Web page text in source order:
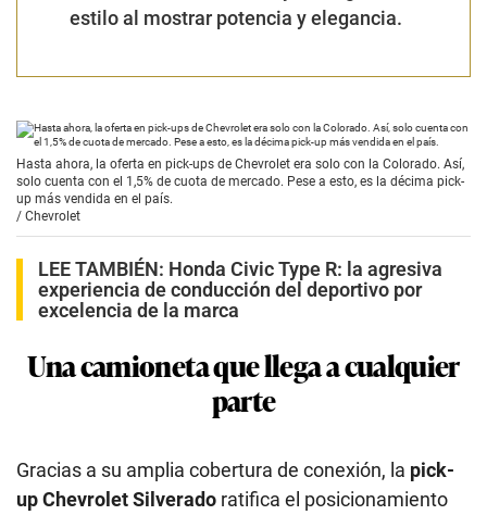
estilo al mostrar potencia y elegancia.
Hasta ahora, la oferta en pick-ups de Chevrolet era solo con la Colorado. Así,
solo cuenta con el 1,5% de cuota de mercado. Pese a esto, es la décima pick-
up más vendida en el país.
/ Chevrolet
LEE TAMBIÉN: Honda Civic Type R: la agresiva
experiencia de conducción del deportivo por
excelencia de la marca
Una camioneta que llega a cualquier
parte
Gracias a su amplia cobertura de conexión, la pick-
up Chevrolet Silverado ratifica el posicionamiento